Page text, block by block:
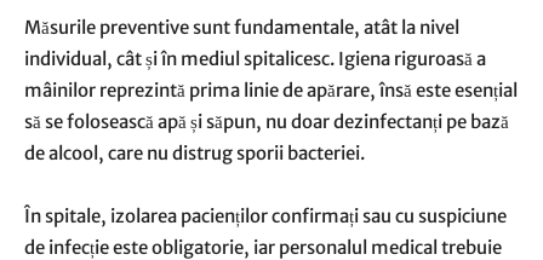
Măsurile preventive sunt fundamentale, atât la nivel
individual, cât și în mediul spitalicesc. Igiena riguroasă a
mâinilor reprezintă prima linie de apărare, însă este esențial
să se folosească apă și săpun, nu doar dezinfectanți pe bază
de alcool, care nu distrug sporii bacteriei.
În spitale, izolarea pacienților confirmați sau cu suspiciune
de infecție este obligatorie, iar personalul medical trebuie